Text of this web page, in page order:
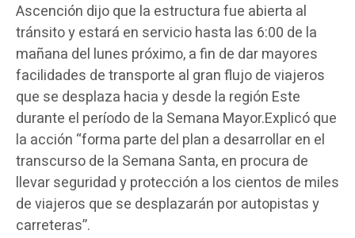
Ascención dijo que la estructura fue abierta al
tránsito y estará en servicio hasta las 6:00 de la
mañana del lunes próximo, a fin de dar mayores
facilidades de transporte al gran flujo de viajeros
que se desplaza hacia y desde la región Este
durante el período de la Semana Mayor.Explicó que
la acción “forma parte del plan a desarrollar en el
transcurso de la Semana Santa, en procura de
llevar seguridad y protección a los cientos de miles
de viajeros que se desplazarán por autopistas y
carreteras”.